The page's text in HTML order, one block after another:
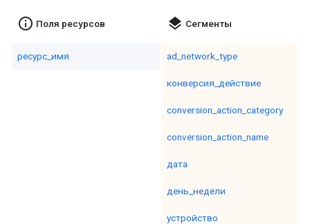
info_outline Поля ресурсов
ресурс_имя
layers Сегменты
ad_network_type
конверсия_действие
conversion_action_category
conversion_action_name
дата
день_недели
устройство